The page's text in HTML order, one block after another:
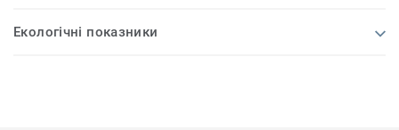
Екологічні показники